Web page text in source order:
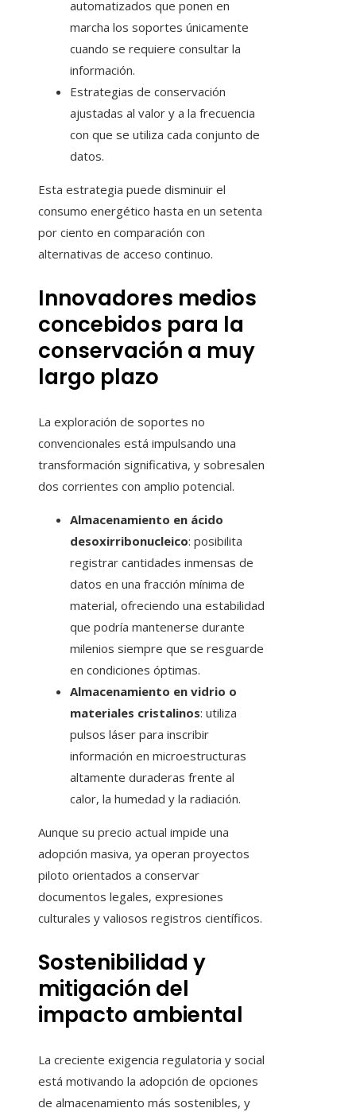
automatizados que ponen en
marcha los soportes únicamente
cuando se requiere consultar la
información.
Estrategias de conservación
ajustadas al valor y a la frecuencia
con que se utiliza cada conjunto de
datos.
Esta estrategia puede disminuir el
consumo energético hasta en un setenta
por ciento en comparación con
alternativas de acceso continuo.
Innovadores medios
concebidos para la
conservación a muy
largo plazo
La exploración de soportes no
convencionales está impulsando una
transformación significativa, y sobresalen
dos corrientes con amplio potencial.
Almacenamiento en ácido
desoxirribonucleico: posibilita
registrar cantidades inmensas de
datos en una fracción mínima de
material, ofreciendo una estabilidad
que podría mantenerse durante
milenios siempre que se resguarde
en condiciones óptimas.
Almacenamiento en vidrio o
materiales cristalinos: utiliza
pulsos láser para inscribir
información en microestructuras
altamente duraderas frente al
calor, la humedad y la radiación.
Aunque su precio actual impide una
adopción masiva, ya operan proyectos
piloto orientados a conservar
documentos legales, expresiones
culturales y valiosos registros científicos.
Sostenibilidad y
mitigación del
impacto ambiental
La creciente exigencia regulatoria y social
está motivando la adopción de opciones
de almacenamiento más sostenibles, y